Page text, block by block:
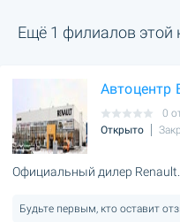
Ещё 1 филиалов этой
Автоцентр
0
Открыто
Официальный дилер
Будьте первым, кто оставит